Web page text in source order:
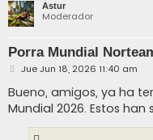
Astur
Moderador
Porra Mundial
M
n
s
a
Jue Jun 18, 2026 11:40 am
Bueno, amigos, ya ha
Mundial 2026. Estos han